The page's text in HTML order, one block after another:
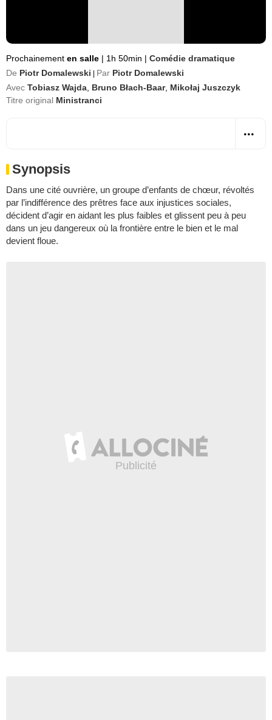
Prochainement en salle | 1h 50min | Comédie dramatique
De Piotr Domalewski Par Piotr Domalewski
Avec Tobiasz Wajda Bruno Błach-Baar, Mikołaj Juszczyk
Titre original Ministranci
Synopsis
Dans une cité ouvrière, un groupe d’enfants de chœur, révoltés
par l’indifférence des prêtres face aux injustices sociales,
décident d’agir en aidant les plus faibles et glissent peu à peu
dans un jeu dangereux où la frontière entre le bien et le mal
devient floue.